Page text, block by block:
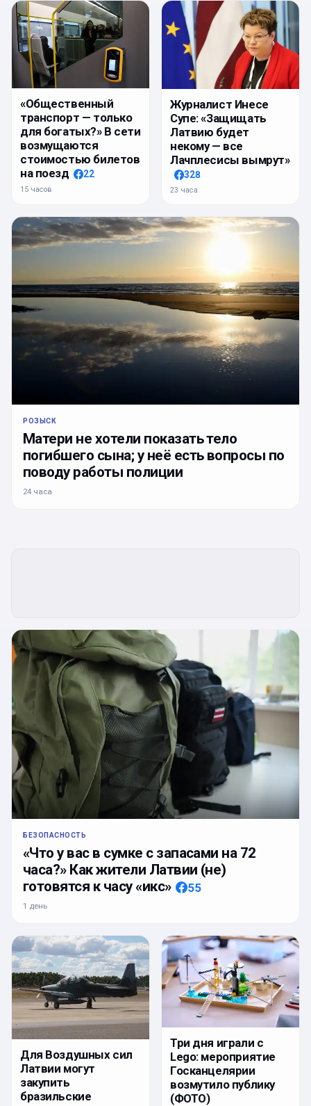
«Общественный
транспорт — только
для богатых?» В сети
возмущаются
стоимостью билетов
на поезд
22
15 часов
Журналист Инесе
Супе: «Защищать
Латвию будет
некому — все
Лачплесисы вымрут»
328
23 часа
РОЗЫСК
Матери не хотели показать тело
погибшего сына; у неё есть вопросы по
поводу работы полиции
24 часа
БЕЗОПАСНОСТЬ
«Что у вас в сумке с запасами на 72
часа?» Как жители Латвии (не)
готовятся к часу «икс»
55
1 день
Для Воздушных сил
Латвии могут
закупить
бразильские
Три дня играли с
Lego: мероприятие
Госканцелярии
возмутило публику
(ФОТО)